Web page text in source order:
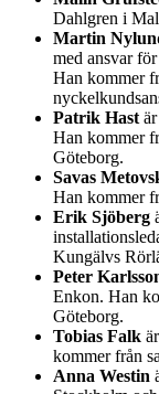
Dahlgren i
Martin
med ansvar
Han kommer
Patrik Hast
Han kommer
Göteborg.
Savas
Han kommer
Erik Sjöberg
Kungälvs
Peter
Enkon. Han
Göteborg.
Tobias Falk
kommer från
Anna Westin